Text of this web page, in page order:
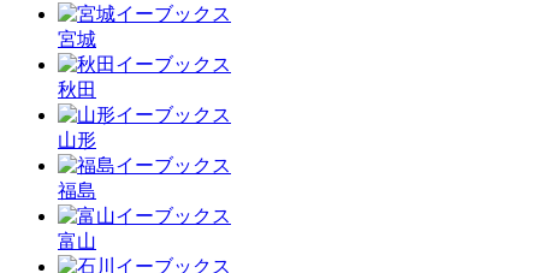
宮城
秋田
山形
福島
富山